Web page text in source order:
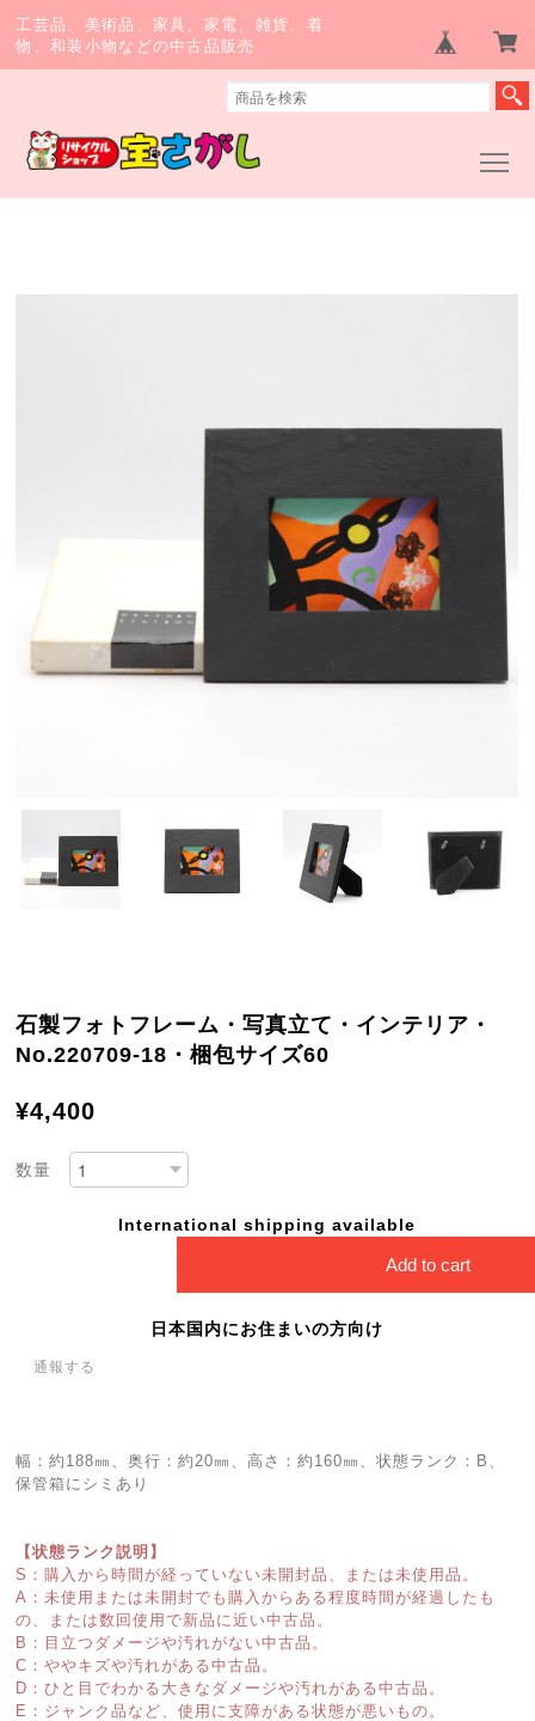
工芸品、美術品、家具、家電、雑貨、着
物、和装小物などの中古品販売
石製フォトフレーム・写真立て・インテリア・
No.220709-18・梱包サイズ60
¥4,400
数量
International shipping available
Add to cart
日本国内にお住まいの方向け
通報する
幅：約188㎜、奥行：約20㎜、高さ：約160㎜、状態ランク：B、
保管箱にシミあり
【状態ランク説明】
S：購入から時間が経っていない未開封品、または未使用品。
A：未使用または未開封でも購入からある程度時間が経過したも
の、または数回使用で新品に近い中古品。
B：目立つダメージや汚れがない中古品。
C：ややキズや汚れがある中古品。
D：ひと目でわかる大きなダメージや汚れがある中古品。
E：ジャンク品など、使用に支障がある状態が悪いもの。